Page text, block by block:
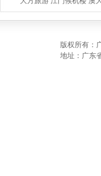
版权所有：
地址：广东